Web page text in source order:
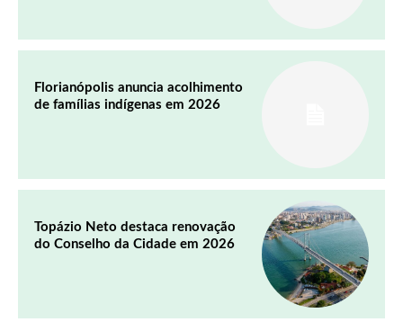
Florianópolis anuncia acolhimento
de famílias indígenas em 2026
Topázio Neto destaca renovação
do Conselho da Cidade em 2026